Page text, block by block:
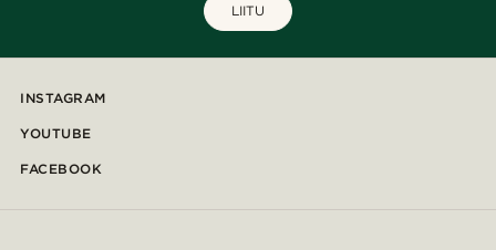
LIITU
INSTAGRAM
YOUTUBE
FACEBOOK